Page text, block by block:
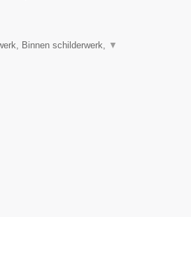
Binnen schilderwerk, ▼